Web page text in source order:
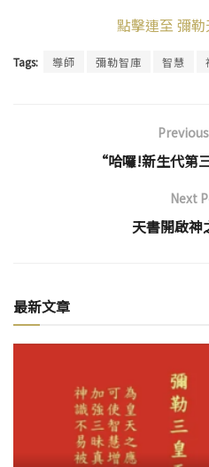
點擊連至 彌
Tags: 導師 彌勒智庫 智慧
“哈囉!新生代第
Next
天書開啟神
最新文章